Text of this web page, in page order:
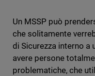
Un MSSP può
che solitamente
di Sicurezza interno a
avere persone
problematiche, che